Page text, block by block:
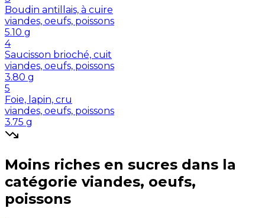
Boudin antillais, à cuire
viandes, oeufs, poissons
5.10 g
4
Saucisson brioché, cuit
viandes, oeufs, poissons
3.80 g
5
Foie, lapin, cru
viandes, oeufs, poissons
3.75 g
Moins riches en sucres dans la
catégorie viandes, oeufs,
poissons